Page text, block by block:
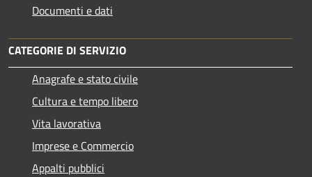
Documenti e dati
CATEGORIE DI SERVIZIO
Anagrafe e stato civile
Cultura e tempo libero
Vita lavorativa
Imprese e Commercio
Appalti pubblici